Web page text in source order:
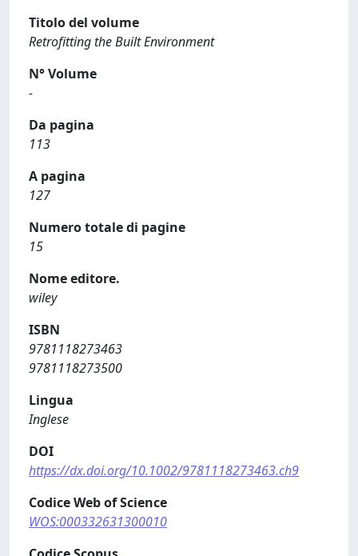
Titolo del volume
Retrofitting the Built Environment
N° Volume
-
Da pagina
113
A pagina
127
Numero totale di pagine
15
Nome editore.
wiley
ISBN
9781118273463
9781118273500
Lingua
Inglese
DOI
https://dx.doi.org/10.1002/9781118273463.ch9
Codice Web of Science
WOS:000332631300010